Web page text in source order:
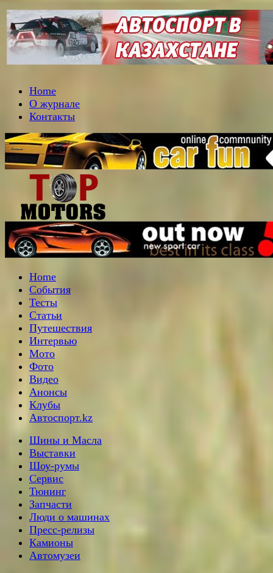
Home
О журнале
Контакты
Home
События
Тесты
Статьи
Путешествия
Интервью
Мото
Фото
Видео
Анонсы
Клубы
Автоспорт.kz
Шины и Масла
Выставки
Шоу-румы
Сервис
Тюнинг
Запчасти
Люди о машинах
Пресс-релизы
Камионы
Автомузеи